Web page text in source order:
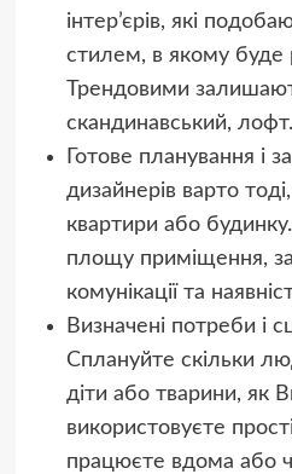
інтер’єрів, які
стилем, в якому буде
Трендовими
скандинавський, лофт.
Готове планування і
дизайнерів варто
квартири або
площу приміщення,
комунікації та
Визначені потреби і
Сплануйте скільки
діти або тварини, як
використовуєте
працюєте вдома або